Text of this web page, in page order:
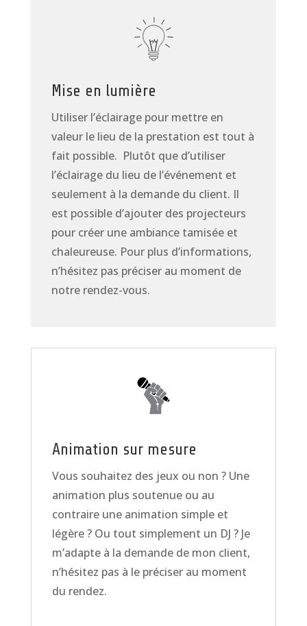
Mise en lumière
Utiliser l’éclairage pour mettre en
valeur le lieu de la prestation est tout à
fait possible. Plutôt que d’utiliser
l’éclairage du lieu de l’événement et
seulement à la demande du client. Il
est possible d’ajouter des projecteurs
pour créer une ambiance tamisée et
chaleureuse. Pour plus d’informations,
n’hésitez pas préciser au moment de
notre rendez-vous.
Animation sur mesure
Vous souhaitez des jeux ou non ? Une
animation plus soutenue ou au
contraire une animation simple et
légère ? Ou tout simplement un DJ ? Je
m’adapte à la demande de mon client,
n’hésitez pas à le préciser au moment
du rendez.